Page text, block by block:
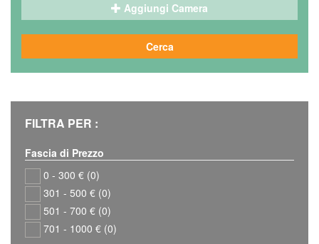
Aggiungi Camera
Cerca
FILTRA PER :
Fascia di Prezzo
0 - 300 € (0)
301 - 500 € (0)
501 - 700 € (0)
701 - 1000 € (0)